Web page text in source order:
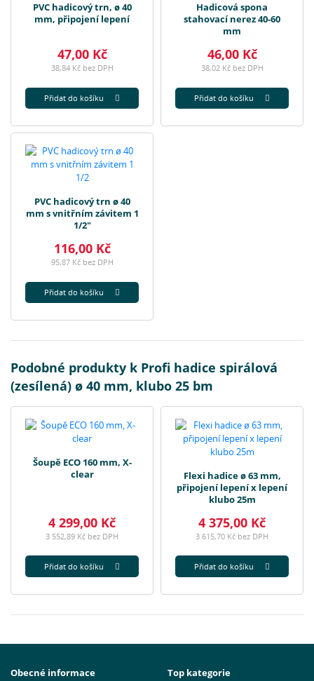
PVC hadicový trn, ø 40
mm, připojení lepení
47,00 Kč
38,84 Kč bez DPH
Přidat do košíku
Hadicová spona
stahovací nerez 40-60
mm
46,00 Kč
38,02 Kč bez DPH
Přidat do košíku
PVC hadicový trn ø 40
mm s vnitřním závitem 1
1/2"
116,00 Kč
95,87 Kč bez DPH
Přidat do košíku
Podobné produkty k Profi hadice spirálová
(zesílená) ø 40 mm, klubo 25 bm
Šoupě ECO 160 mm, X-
clear
4 299,00 Kč
3 552,89 Kč bez DPH
Přidat do košíku
Flexi hadice ø 63 mm,
připojení lepení x lepení
klubo 25m
4 375,00 Kč
3 615,70 Kč bez DPH
Přidat do košíku
Obecné informace
Top kategorie